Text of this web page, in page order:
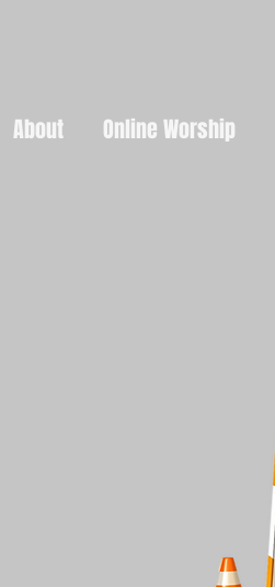
About Online Worship